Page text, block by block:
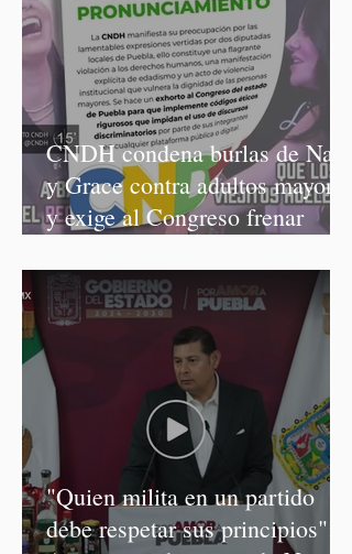
CNDH condena burlas de Nay
y Grace contra adultos mayores
y exige al Congreso frenar
"Quien milita en un partido
debe respetar sus principios":